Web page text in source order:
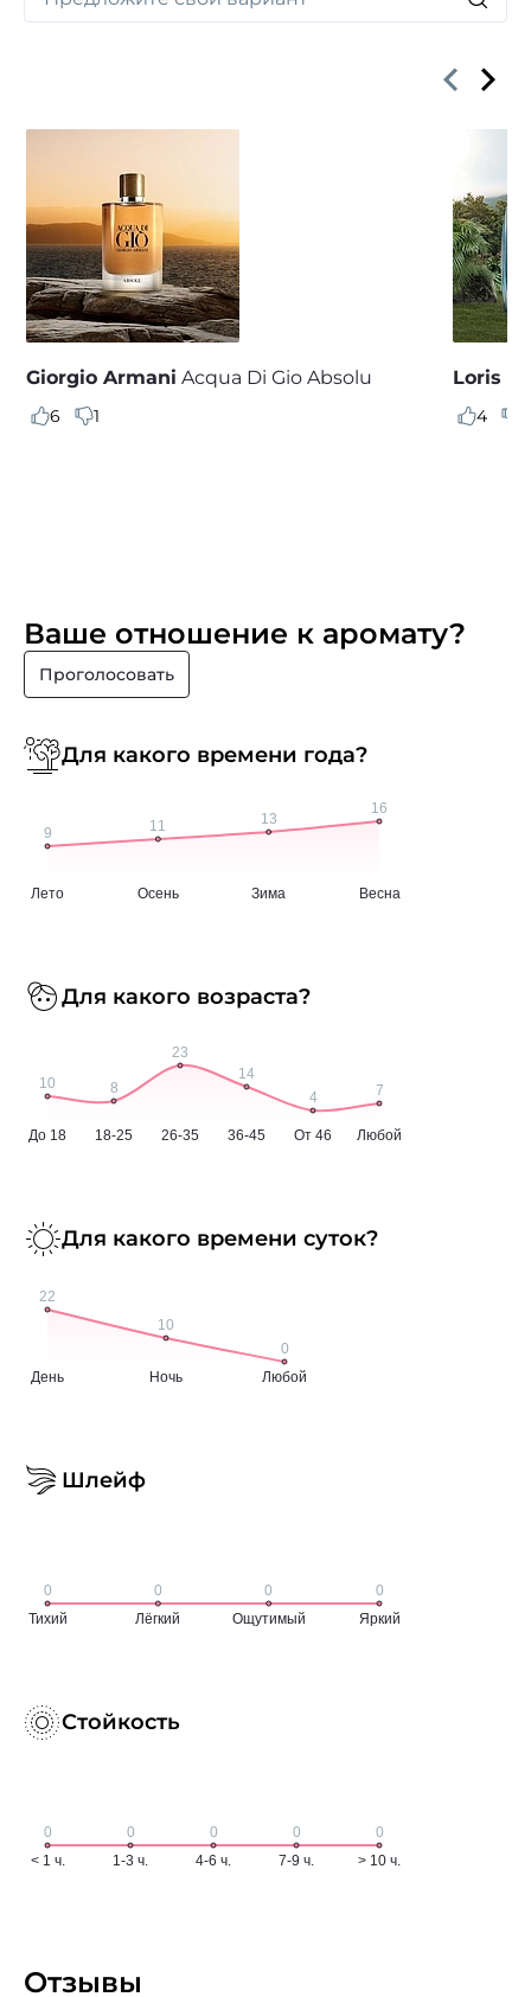
Giorgio Armani Acqua Di Gio Absolu
6 1
Loris
4
Ваше отношение к аромату?
Проголосовать
Для какого времени года?
Для какого возраста?
Для какого времени суток?
Шлейф
Стойкость
Отзывы